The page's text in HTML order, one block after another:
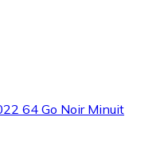
64 Go Noir Minuit